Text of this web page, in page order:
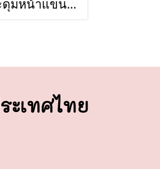
ชุด NB กระดุมหน้าแขนยาว (ขายส่งเริ่มต้น 100 ชุด)
ะเทศไทย